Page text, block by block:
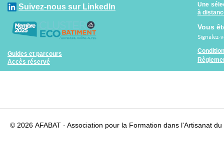
Suivez-nous sur LinkedIn
Guides et parcours
Accès réservé
Une
à
Vous
Signalez-
© 2026 AFABAT - Association pour la Formation dans l'Artisanat du